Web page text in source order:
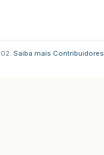
Saiba mais Contribuidores